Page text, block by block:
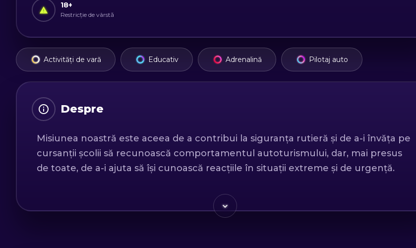
18+
Restricție de vârstă
Activități de vară Educativ Adrenalină Pilotaj auto
Despre
Misiunea noastră este aceea de a contribui la siguranța rutieră și de a-i învăța pe
cursanții școlii să recunoască comportamentul autoturismului, dar, mai presus
de toate, de a-i ajuta să își cunoască reacțiile în situații extreme și de urgență.
Oferim profesionalism, siguranță totală, adrenalina pe care o cauți și o
experiență 100% memorabilă!